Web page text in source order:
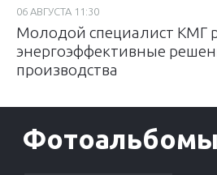
06 АВГУСТА 11:30
Молодой специалист КМГ
энергоэффективные
производства
Фотоальбомы